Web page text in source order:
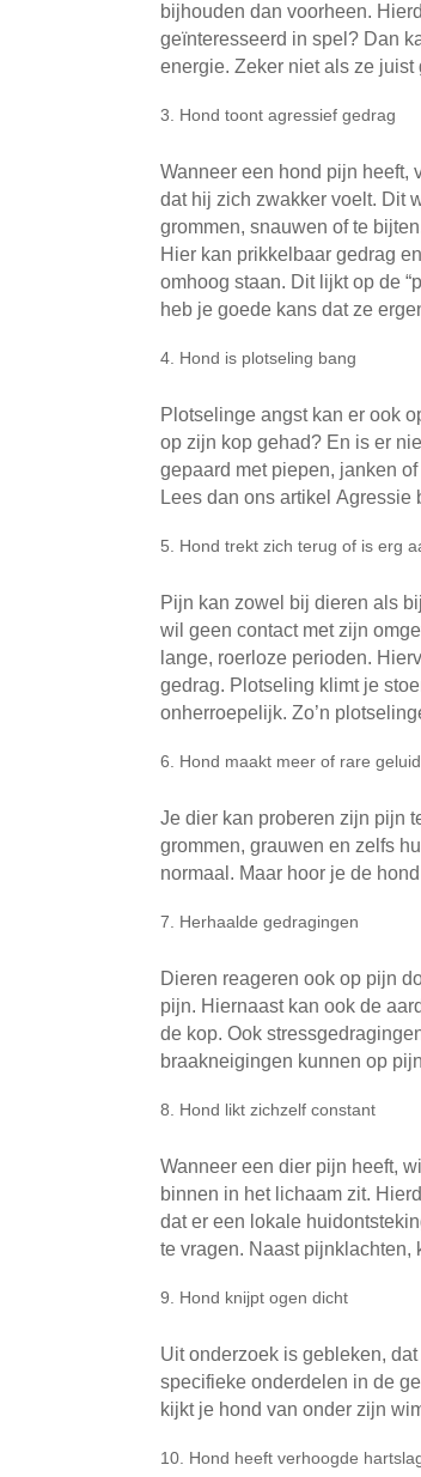
bijhouden dan voorheen.
geïnteresseerd in spel? Dan
energie. Zeker niet als ze
Hond toont agressief gedrag
Wanneer een hond pijn heeft,
dat hij zich zwakker voelt. Dit
grommen, snauwen of te
Hier kan prikkelbaar gedrag
omhoog staan. Dit lijkt op de
heb je goede kans dat ze
Hond is plotseling bang
Plotselinge angst kan er ook
op zijn kop gehad? En is er
gepaard met piepen, janken
Lees dan ons artikel Agressie
Hond trekt zich terug of is erg
Pijn kan zowel bij dieren als
wil geen contact met zijn
lange, roerloze perioden.
gedrag. Plotseling klimt je
onherroepelijk. Zo’n
Hond maakt meer of rare
Je dier kan proberen zijn pijn
grommen, grauwen en zelfs
normaal. Maar hoor je de
Herhaalde gedragingen
Dieren reageren ook op pijn
pijn. Hiernaast kan ook de
de kop. Ook
braakneigingen kunnen op
Hond likt zichzelf constant
Wanneer een dier pijn heeft,
binnen in het lichaam zit.
dat er een lokale
te vragen. Naast
Hond knijpt ogen dicht
Uit onderzoek is gebleken,
specifieke onderdelen in de
kijkt je hond van onder zijn
Hond heeft verhoogde